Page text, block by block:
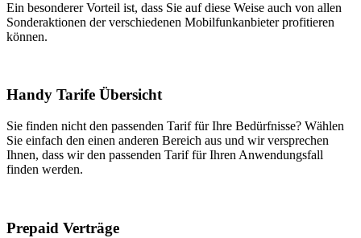
Ein besonderer Vorteil ist, dass Sie auf diese Weise auch von allen
Sonderaktionen der verschiedenen Mobilfunkanbieter profitieren
können.
Handy Tarife Übersicht
Sie finden nicht den passenden Tarif für Ihre Bedürfnisse? Wählen
Sie einfach den einen anderen Bereich aus und wir versprechen
Ihnen, dass wir den passenden Tarif für Ihren Anwendungsfall
finden werden.
Prepaid Verträge